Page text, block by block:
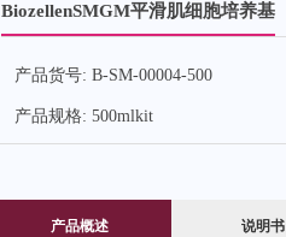
BiozellenSMGM平滑肌细胞培养基
产品货号: B-SM-00004-500
产品规格: 500mlkit
产品概述 说明书